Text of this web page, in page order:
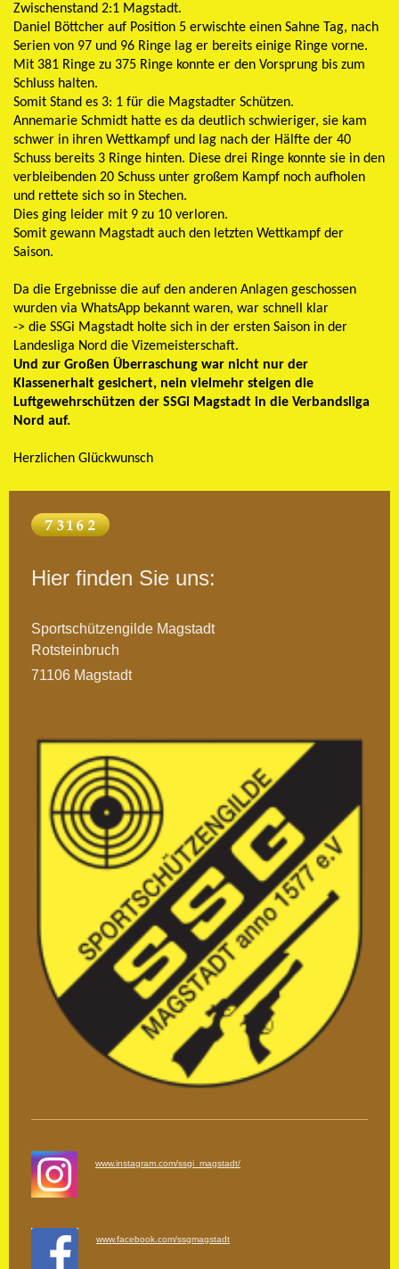
Zwischenstand 2:1 Magstadt.
Daniel Böttcher auf Position 5 erwischte einen Sahne Tag, nach
Serien von 97 und 96 Ringe lag er bereits einige Ringe vorne.
Mit 381 Ringe zu 375 Ringe konnte er den Vorsprung bis zum
Schluss halten.
Somit Stand es 3: 1 für die Magstadter Schützen.
Annemarie Schmidt hatte es da deutlich schwieriger, sie kam
schwer in ihren Wettkampf und lag nach der Hälfte der 40
Schuss bereits 3 Ringe hinten. Diese drei Ringe konnte sie in den
verbleibenden 20 Schuss unter großem Kampf noch aufholen
und rettete sich so in Stechen.
Dies ging leider mit 9 zu 10 verloren.
Somit gewann Magstadt auch den letzten Wettkampf der
Saison.
Da die Ergebnisse die auf den anderen Anlagen geschossen
wurden via WhatsApp bekannt waren, war schnell klar
-> die SSGi Magstadt holte sich in der ersten Saison in der
Landesliga Nord die Vizemeisterschaft.
Und zur Großen Überraschung war nicht nur der
Klassenerhalt gesichert, nein vielmehr steigen die
Luftgewehrschützen der SSGi Magstadt in die Verbandsliga
Nord auf.
Herzlichen Glückwunsch
Hier finden Sie uns:
Sportschützengilde Magstadt
Rotsteinbruch
71106 Magstadt
www.instagram.com/ssgi_magstadt/
www.facebook.com/ssgmagstadt